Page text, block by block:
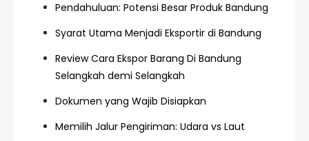
Pendahuluan: Potensi Besar Produk Bandung
Syarat Utama Menjadi Eksportir di Bandung
Review Cara Ekspor Barang Di Bandung
Selangkah demi Selangkah
Dokumen yang Wajib Disiapkan
Memilih Jalur Pengiriman: Udara vs Laut